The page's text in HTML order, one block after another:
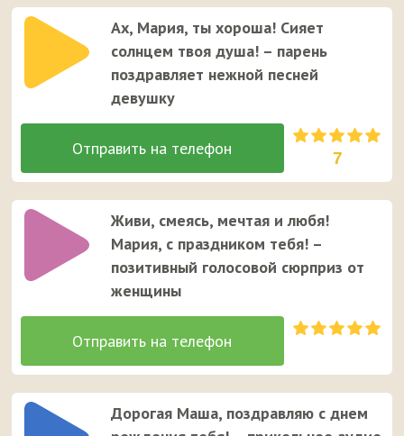
Ах, Мария, ты хороша! Сияет
солнцем твоя душа! – парень
поздравляет нежной песней
девушку
7
Живи, смеясь, мечтая и любя!
Мария, с праздником тебя! –
позитивный голосовой сюрприз от
женщины
Дорогая Маша, поздравляю с днем